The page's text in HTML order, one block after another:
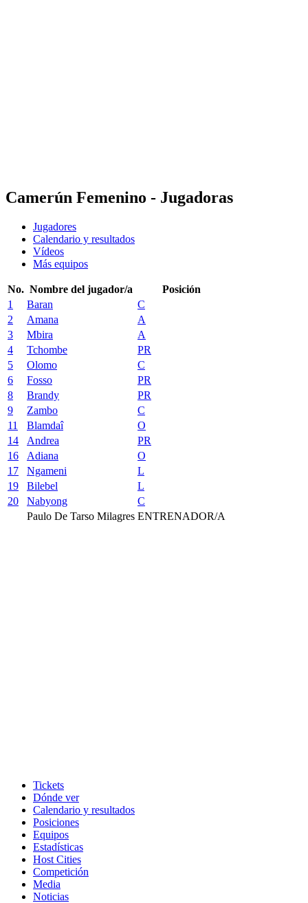
Camerún Femenino - Jugadoras
Jugadores
Calendario y resultados
Vídeos
Más equipos
No. Nombre del jugador/a
Posición
1
Baran
C
2
Amana
A
3
Mbira
A
4
Tchombe
PR
5
Olomo
C
6
Fosso
PR
8
Brandy
PR
9
Zambo
C
11
Blamdaî
O
14
Andrea
PR
16
Adiana
O
17
Ngameni
L
19
Bilebel
L
20
Nabyong
C
Paulo De Tarso Milagres ENTRENADOR/A
Tickets
Dónde ver
Calendario y resultados
Posiciones
Equipos
Estadísticas
Host Cities
Competición
Media
Noticias